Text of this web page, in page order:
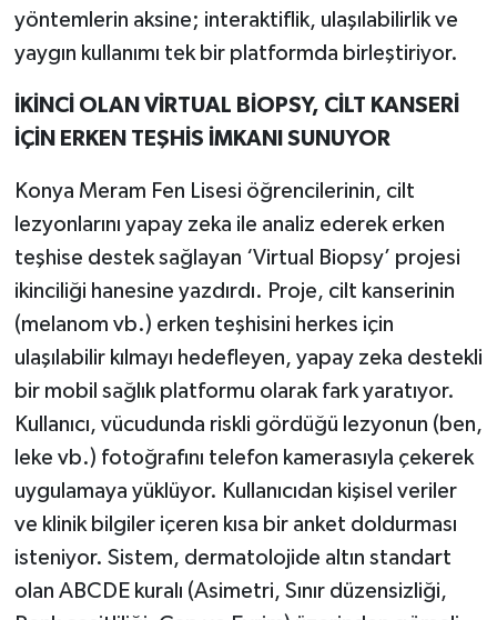
yöntemlerin aksine; interaktiflik, ulaşılabilirlik ve
yaygın kullanımı tek bir platformda birleştiriyor.
İKİNCİ OLAN VİRTUAL BİOPSY, CİLT KANSERİ
İÇİN ERKEN TEŞHİS İMKANI SUNUYOR
Konya Meram Fen Lisesi öğrencilerinin, cilt
lezyonlarını yapay zeka ile analiz ederek erken
teşhise destek sağlayan ‘Virtual Biopsy’ projesi
ikinciliği hanesine yazdırdı. Proje, cilt kanserinin
(melanom vb.) erken teşhisini herkes için
ulaşılabilir kılmayı hedefleyen, yapay zeka destekli
bir mobil sağlık platformu olarak fark yaratıyor.
Kullanıcı, vücudunda riskli gördüğü lezyonun (ben,
leke vb.) fotoğrafını telefon kamerasıyla çekerek
uygulamaya yüklüyor. Kullanıcıdan kişisel veriler
ve klinik bilgiler içeren kısa bir anket doldurması
isteniyor. Sistem, dermatolojide altın standart
olan ABCDE kuralı (Asimetri, Sınır düzensizliği,